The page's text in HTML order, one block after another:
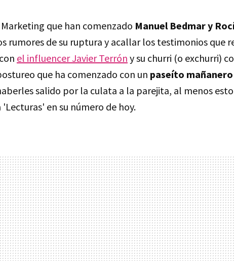
que han comenzado Manuel Bedmar y
rumores de su ruptura y acallar los testimonios que
el influencer Javier Terrón y su churri (o exchurri)
que ha comenzado con un paseíto
salido por la culata a la parejita, al menos
en su número de hoy.